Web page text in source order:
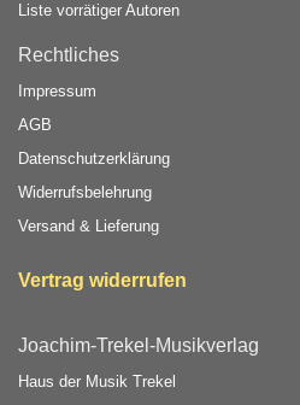
Liste vorrätiger Autoren
Rechtliches
Impressum
AGB
Datenschutzerklärung
Widerrufsbelehrung
Versand & Lieferung
Vertrag widerrufen
Joachim-Trekel-Musikverlag
Haus der Musik Trekel